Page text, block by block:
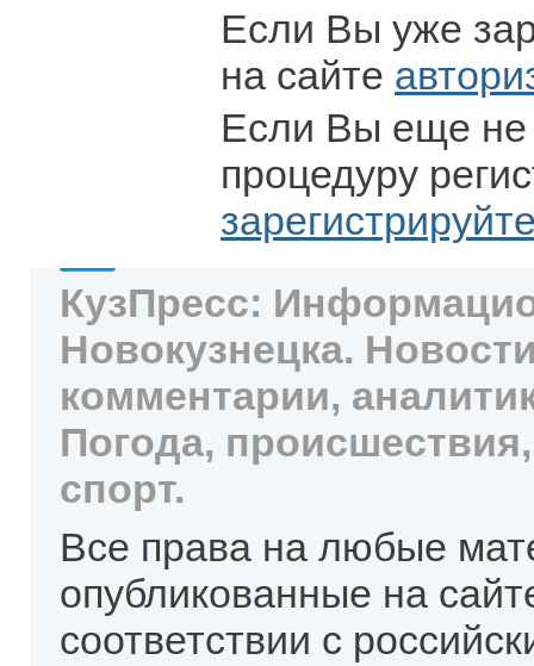
Если Вы уже
на сайте
Если Вы еще не
процедуру
КузПресс:
Новокузнецка.
комментарии,
Погода,
спорт.
Все права на любые
опубликованные на
соответствии с